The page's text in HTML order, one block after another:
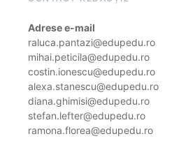
Adrese e-mail
raluca.pantazi@edupedu.ro
mihai.peticila@edupedu.ro
costin.ionescu@edupedu.ro
alexa.stanescu@edupedu.ro
diana.ghimisi@edupedu.ro
stefan.lefter@edupedu.ro
ramona.florea@edupedu.ro